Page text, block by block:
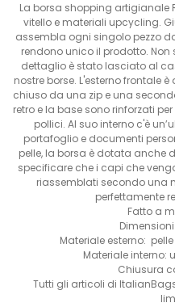
La borsa shopping artigianale
vitello e materiali upcycling.
assembla ogni singolo pezzo
rendono unico il prodotto. Non
dettaglio è stato lasciato al
nostre borse. L'esterno frontale
chiuso da una zip e una
retro e la base sono rinforzati
pollici. Al suo interno c'è
portafoglio e documenti
pelle, la borsa è dotata anche
specificare che i capi che
riassemblati secondo una
perfettamente
Fatto a
Materiale esterno:
Materiale interno:
Chiusura
Tutti gli articoli di